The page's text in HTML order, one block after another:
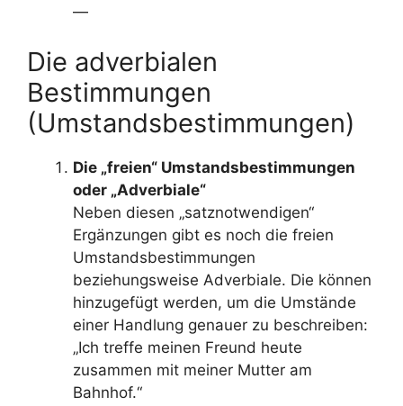
—
Die adverbialen
Bestimmungen
(Umstandsbestimmungen)
Die „freien“ Umstandsbestimmungen
oder „Adverbiale“
Neben diesen „satznotwendigen“
Ergänzungen gibt es noch die freien
Umstandsbestimmungen
beziehungsweise Adverbiale. Die können
hinzugefügt werden, um die Umstände
einer Handlung genauer zu beschreiben:
„Ich treffe meinen Freund heute
zusammen mit meiner Mutter am
Bahnhof.“